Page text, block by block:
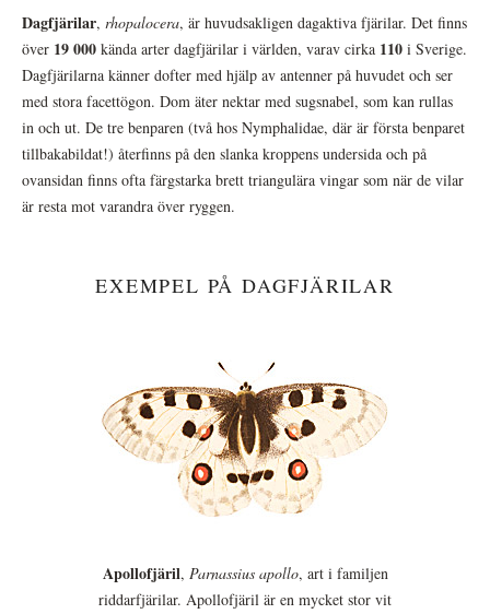
Dagfjärilar, rhopalocera, är huvudsakligen dagaktiva fjärilar. Det finns
över 19 000 kända arter dagfjärilar i världen, varav cirka 110 i Sverige.
Dagfjärilarna känner dofter med hjälp av antenner på huvudet och ser
med stora facettögon. Dom äter nektar med sugsnabel, som kan rullas
in och ut. De tre benparen (två hos Nymphalidae, där är första benparet
tillbakabildat!) återfinns på den slanka kroppens undersida och på
ovansidan finns ofta färgstarka brett triangulära vingar som när de vilar
är resta mot varandra över ryggen.
EXEMPEL PÅ DAGFJÄRILAR
Apollofjäril, Parnassius apollo, art i familjen
riddarfjärilar. Apollofjäril är en mycket stor vit